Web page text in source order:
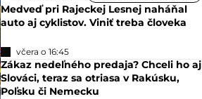
Medveď pri Rajeckej Lesnej naháňal
auto aj cyklistov. Viniť treba človeka
včera o 16:45
Zákaz nedeľného predaja? Chceli ho aj
Slováci, teraz sa otriasa v Rakúsku,
Poľsku či Nemecku